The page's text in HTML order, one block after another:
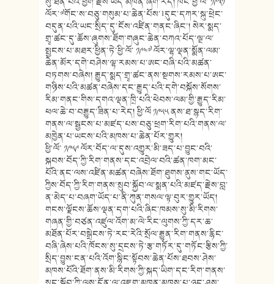
ལོར་༧གོང་ས་བཅུ་གསུམ་པ་ཆེན་པོས་1དུང་དཀར་སྐུ་ཕྲེང་
བདུན་པའི་ཡང་སྲིད་དུ་ངོས་འཛིན་གནང་ཞིང་། སེར་སྨད་
གྲྭ་ཚང་དུ་ཆོས་ཞུགས་ཐོག་གཞུང་ཆེན་བཀའ་པོད་ལྔ་ལ་
སྤྱངས་པ་མཐར་ཕྱིན་ཏེ་ཕྱི་ལོ་ ༡༩༤༧ ལོར་ལྷ་ལྡན་སྨོན་ལམ་
ཆེན་མོར་དགེ་བཤེས་ལྷ་རམས་པ་ཨང་བཞི་པའི་མཚན་
བཏགས་བཞེས། རྒྱུད་སྨད་གྲྭ་ཚང་ནས་སྔགས་རམས་པ་ཨང་
གཉིས་པའི་མཚན་བཞེས་དང་རྒྱུད་པའི་དགེ་བསྐོས་སོགས་
རིམ་གནང་གིས་དགའ་ལྡན་ཁྲི་པའི་ཕེབས་ལམ་གྱི་རྒྱུད་རིམ་
ཕལ་ཆེ་བ་བརྒྱུད་ཟིན་པ་རེད། ཕྱི་ལོ ༡༩༥༥ ནས་ཐ་སྙད་རིག་
གནས་ལ་སྦྱངས་པ་མཛད་པས་བཅུ་ཕྲག་རིག་པའི་གནས་ལ་
མཁྱེན་པ་ཡངས་པའི་མཁས་པ་ཆེན་པོར་གྱུར།
ཕྱི་ལོ་ ༡༩༥༩ ལོར་བོད་ལ་དུས་འགྱུར་མི་ཟད་པ་བྱུང་བའི་
སྐབས་བོད་ཀྱི་རིག་གནས་དང་འབྲེལ་བའི་ཚན་ཁག་མང་
པོའི་ནང་ལས་འཛིན་མཚན་བཞེས་ཐོག་ཐུགས་ནུས་གང་ཡོད་
ཀྱིས་བོད་ཀྱི་རིག་གནས་སྲུབ་སྐྱོབ་ལ་སྨན་པའི་མཛད་རྗེས་བླ་
ན་མེད་པ་བཞག་ཡོད་པ་ནི་ཀུན་གསལ་ལྟ་བུར་གྱུར་ཡོད།
གངས་ལྗོངས་ཆོས་ལྡན་དག་པའི་ཞིང་ཁམས་སུ་མི་རིགས་
གཞན་གྱི་བཙན་འཛུལ་འོག་མ་ལེ་རིང་ལུགས་ཀྱི་དར་ཆ་
མཐོན་པོར་བསྒྲེངས་ཏེ་རང་རེའི་སྲོལ་རྒྱུན་རིག་གནས་རྙིང་
བཞི་ཞེས་པའི་ཁོངས་སུ་དྲངས་ཏེ་རྩ་གཏོར་དུ་གཏོང་རྩིས་ཀྱི་
སྲིད་བྱུས་ངན་པའི་འོག་སྙིང་སྟོབས་ཆེན་པོས་ཐབས་ཤེས་
མཁས་པོའི་ཐོག་ནས་མི་རིགས་ཀྱི་སྐད་ཡིག་དང་རིག་གནས་